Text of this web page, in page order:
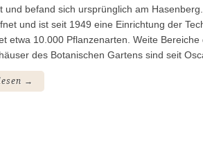
und befand sich ursprünglich am
und ist seit 1949 eine Einrichtung der
etwa 10.000 Pflanzenarten. Weite
des Botanischen Gartens sind seit
→